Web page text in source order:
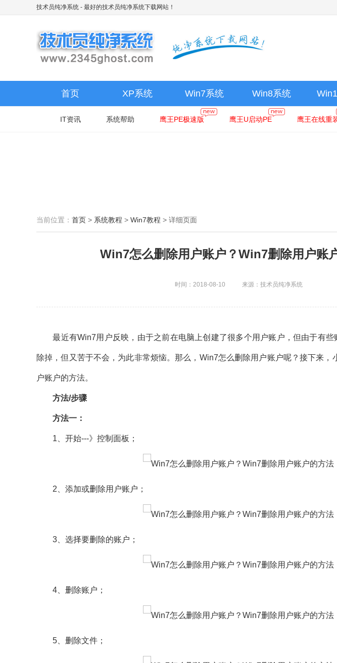
技术员纯净系统 - 最好的技术员纯净系统下载网站！
首页 XP系统 Win7系统 Win8系统
IT资讯 系统帮助 鹰王PE极速版 鹰王U启动PE 鹰王在线重
当前位置： 首页 > 系统教程 > Win7教程 > 详细页面
Win7怎么删除用户账户？Win7删除用户账
时间：2018-08-10 来源：技术员纯净系统
最近有Win7用户反映，由于之前在电脑上创建了很多个用户账户，但由于有些
除掉，但又苦于不会，为此非常烦恼。那么，Win7怎么删除用户账户呢？接下来，
户账户的方法。
方法/步骤
方法一：
1、开始---》控制面板；
2、添加或删除用户账户；
3、选择要删除的账户；
4、删除账户；
5、删除文件；